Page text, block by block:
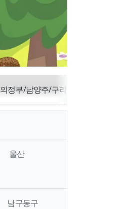
의정부/남양주/구리/양주/동두천/포
울산
남구동구